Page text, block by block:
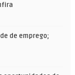
de emprego;